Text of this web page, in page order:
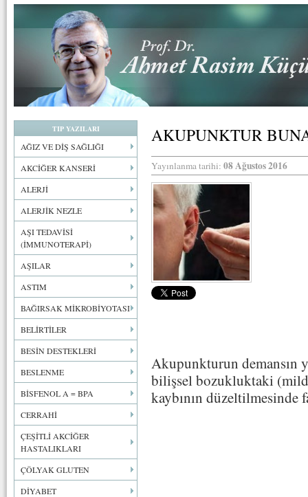
TIP YAZILARI
AĞIZ VE DİŞ SAĞLIĞI
AKCİĞER KANSERİ
ALERJİ
ALERJİK NEZLE
AŞI TEDAVİSİ
(İMMUNOTERAPİ)
AŞILAR
ASTIM
BAĞIRSAK MİKROBİYOTASI
BELİRTİLER
BESİN DESTEKLERİ
BESLENME
BİSFENOL A = BPA
CERRAHİ
ÇEŞİTLİ AKCİĞER
HASTALIKLARI
ÇÖLYAK GLUTEN
DİYABET
AKUPUNKTUR
Yayınlanma tarihi: 08 Ağustos 2016
Akupunkturun demansın
bilişsel bozukluktaki
kaybının